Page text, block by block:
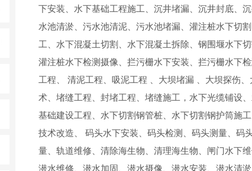
下安装、水下基础工程施工、沉井堵漏、沉井封底、
水池清淤、污水池清泥、污水池堵漏、灌注桩水下切
工、水下混凝土切割、水下混凝土拆除、钢围堰水下
灌注桩水下检测摄像、拦污栅水下安装、拦污栅水下
工程、 清泥工程、吸泥工程 、大坝堵漏 、大坝探伤
术、堵缝工程、封堵工程、堵缝施工，水下光缆铺设
基础建设工程、水下切割钢管桩、水下切割钢护筒施
技术改造、 码头水下安装、码头检测、码头测量、码
量、轨道维修、清除海生物、清理海生物、闸门水下
潜水维修、潜水加固、潜水摄像、潜水安装、潜水清